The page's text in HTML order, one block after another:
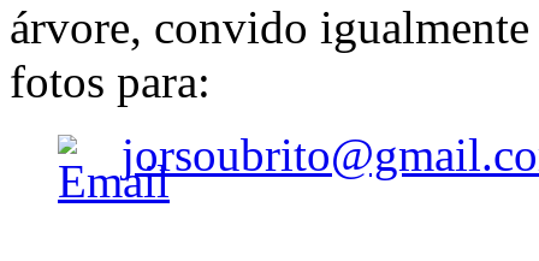
árvore, convido
fotos para: